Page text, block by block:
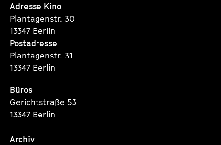
SeiteSeite
Adresse Kino
Plantagenstr. 30
13347 Berlin
Postadresse
Plantagenstr. 31
13347 Berlin
Büros
Gerichtstraße 53
13347 Berlin
Archiv